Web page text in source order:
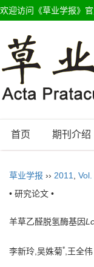
欢迎访问《草业学报》
首页 期刊介绍
草业学报 ›› 2011
• 研究论文 •
羊草乙醛脱氢酶基因
李新玲,吴姝菊*,王全